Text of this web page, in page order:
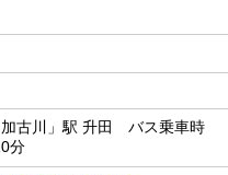
加古川」駅 升田 バス乗車時
分